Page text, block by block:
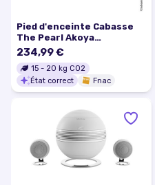
Pied d'enceinte Cabasse
The Pearl Akoya
Floorstand Noir vendu à
l'unité
234,99 €
15 - 20 kg CO2
État correct
Fnac